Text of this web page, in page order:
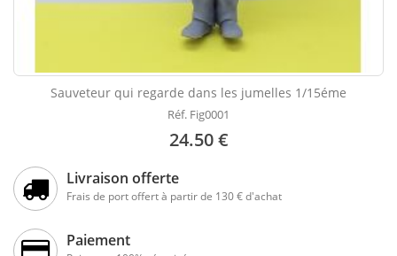
Sauveteur qui regarde dans les jumelles 1/15éme
Réf. Fig0001
24.50 €
Livraison offerte
Frais de port offert à partir de 130 € d'achat
Paiement